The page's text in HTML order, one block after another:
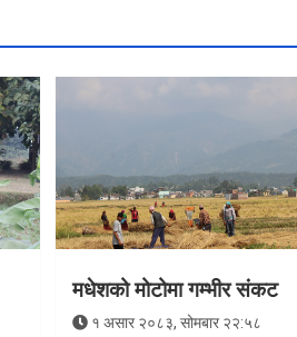
मधेशको मोटोमा गम्भीर संकट
१ असार २०८३, सोमबार २२:५८